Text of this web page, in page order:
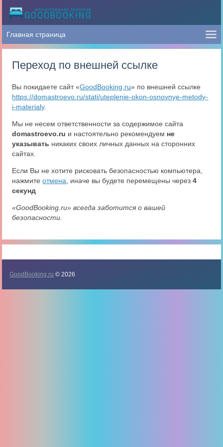
Переход по внешней ссылке
Вы покидаете сайт «GoodBooking.ru» по внешней ссылке
https://domastroevo.ru/stati/uteplenie-okon-osnovnye-metody-
i-materialy.
Мы не несем ответственности за содержимое сайта
domastroevo.ru и настоятельно рекомендуем не
указывать никаких своих личных данных на сторонних
сайтах.
Если Вы не хотите рисковать безопасностью компьютера,
нажмитеотмена , иначе вы будете перемещены через4
секунд
«GoodBooking.ru» всегда заботится о вашей
безопасности.
GoodBooking.ru © 2026